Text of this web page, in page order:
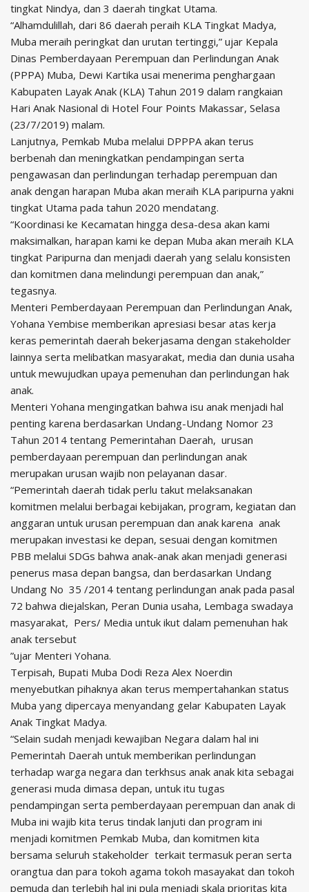
tingkat Nindya, dan 3 daerah tingkat Utama.
“Alhamdulillah, dari 86 daerah peraih KLA Tingkat Madya,
Muba meraih peringkat dan urutan tertinggi,” ujar Kepala
Dinas Pemberdayaan Perempuan dan Perlindungan Anak
(PPPA) Muba, Dewi Kartika usai menerima penghargaan
Kabupaten Layak Anak (KLA) Tahun 2019 dalam rangkaian
Hari Anak Nasional di Hotel Four Points Makassar, Selasa
(23/7/2019) malam.
Lanjutnya, Pemkab Muba melalui DPPPA akan terus
berbenah dan meningkatkan pendampingan serta
pengawasan dan perlindungan terhadap perempuan dan
anak dengan harapan Muba akan meraih KLA paripurna yakni
tingkat Utama pada tahun 2020 mendatang.
“Koordinasi ke Kecamatan hingga desa-desa akan kami
maksimalkan, harapan kami ke depan Muba akan meraih KLA
tingkat Paripurna dan menjadi daerah yang selalu konsisten
dan komitmen dana melindungi perempuan dan anak,”
tegasnya.
Menteri Pemberdayaan Perempuan dan Perlindungan Anak,
Yohana Yembise memberikan apresiasi besar atas kerja
keras pemerintah daerah bekerjasama dengan stakeholder
lainnya serta melibatkan masyarakat, media dan dunia usaha
untuk mewujudkan upaya pemenuhan dan perlindungan hak
anak.
Menteri Yohana mengingatkan bahwa isu anak menjadi hal
penting karena berdasarkan Undang-Undang Nomor 23
Tahun 2014 tentang Pemerintahan Daerah, urusan
pemberdayaan perempuan dan perlindungan anak
merupakan urusan wajib non pelayanan dasar.
“Pemerintah daerah tidak perlu takut melaksanakan
komitmen melalui berbagai kebijakan, program, kegiatan dan
anggaran untuk urusan perempuan dan anak karena anak
merupakan investasi ke depan, sesuai dengan komitmen
PBB melalui SDGs bahwa anak-anak akan menjadi generasi
penerus masa depan bangsa, dan berdasarkan Undang
Undang No 35 /2014 tentang perlindungan anak pada pasal
72 bahwa diejalskan, Peran Dunia usaha, Lembaga swadaya
masyarakat, Pers/ Media untuk ikut dalam pemenuhan hak
anak tersebut
”ujar Menteri Yohana.
Terpisah, Bupati Muba Dodi Reza Alex Noerdin
menyebutkan pihaknya akan terus mempertahankan status
Muba yang dipercaya menyandang gelar Kabupaten Layak
Anak Tingkat Madya.
“Selain sudah menjadi kewajiban Negara dalam hal ini
Pemerintah Daerah untuk memberikan perlindungan
terhadap warga negara dan terkhsus anak anak kita sebagai
generasi muda dimasa depan, untuk itu tugas
pendampingan serta pemberdayaan perempuan dan anak di
Muba ini wajib kita terus tindak lanjuti dan program ini
menjadi komitmen Pemkab Muba, dan komitmen kita
bersama seluruh stakeholder terkait termasuk peran serta
orangtua dan para tokoh agama tokoh masayakat dan tokoh
pemuda dan terlebih hal ini pula menjadi skala prioritas kita